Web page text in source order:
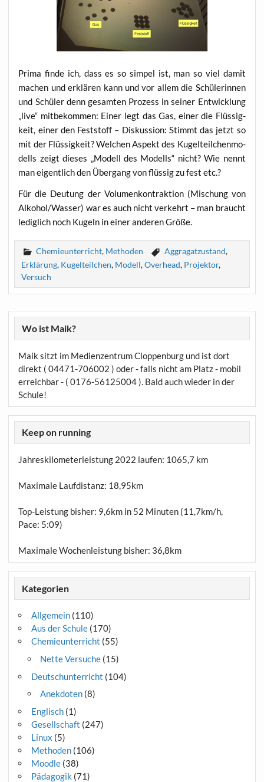
Pri­ma fin­de ich, dass es so sim­pel ist, man so viel damit
machen und erklä­ren kann und vor allem die Schü­le­rin­nen
und Schü­ler denn gesam­ten Pro­zess in sei­ner Ent­wick­lung
„live“ mit­be­kom­men: Einer legt das Gas, einer die Flüs­sig­
keit, einer den Fest­stoff – Dis­kus­si­on: Stimmt das jetzt so
mit der Flüs­sig­keit? Wel­chen Aspekt des Kugel­teil­chen­mo­
dells zeigt die­ses „Modell des Modells“ nicht? Wie nennt
man eigent­lich den Über­gang von flüs­sig zu fest etc.?
Für die Deu­tung der Volu­men­kon­trak­ti­on (Mischung von
Alkohol/Wasser) war es auch nicht ver­kehrt – man braucht
ledig­lich noch Kugeln in einer ande­ren Größe.
Chemieunterricht, Methoden Aggragatzustand,
Erklärung, Kugelteilchen, Modell,Overhead, Projektor,
Versuch
Wo ist Maik?
Maik sitzt im Medienzentrum Cloppenburg und ist dort
direkt ( 04471-706002 ) oder - falls nicht am Platz - mobil
erreichbar - ( 0176-56125004 ). Bald auch wieder in der
Schule!
Keep on running
Jahreskilometerleistung 2022 laufen: 1065,7 km
Maximale Laufdistanz: 18,95km
Top-Leistung bisher: 9,6km in 52 Minuten (11,7km/h,
Pace: 5:09)
Maximale Wochenleistung bisher: 36,8km
Kategorien
Allgemein(110)
Aus der Schule(170)
Chemieunterricht (55)
Nette Versuche(15)
Deutschunterricht (104)
Anekdoten(8)
Englisch(1)
Gesellschaft (247)
Linux (5)
Methoden(106)
Moodle(38)
Pädagogik (71)